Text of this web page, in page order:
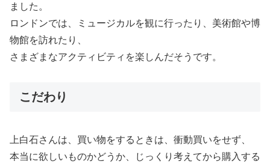
ました。
ロンドンでは、ミュージカルを観に行ったり、美術館や博
物館を訪れたり、
さまざまなアクティビティを楽しんだそうです。
こだわり
上白石さんは、買い物をするときは、衝動買いをせず、
本当に欲しいものかどうか、じっくり考えてから購入する